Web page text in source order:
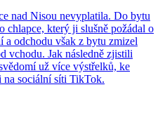
nad Nisou nevyplatila. Do bytu
chlapce, který ji slušně požádal o
odchodu však z bytu zmizel
vchodu. Jak následně zjistili
už více výstřelků, ke
na sociální síti TikTok.